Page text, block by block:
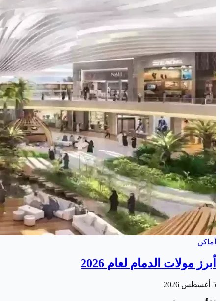
أماكن
أبرز مولات الدمام لعام 2026
5 أغسطس 2026